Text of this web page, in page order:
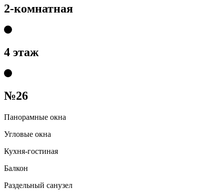
2-комнатная
4 этаж
№26
Панорамные окна
Угловые окна
Кухня-гостиная
Балкон
Раздельный санузел